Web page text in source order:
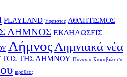
PLAYLAND Ήφαιστος ΑΘΛΗΤΙΣΜΟΣ
ΛΗΜΝΟΣ ΕΚΔΗΛΩΣΕΙΣ
ΛήμνοςΛημνιακά νέα
ΤΗΣ ΛΗΜΝΟΥ Παναγια Κακαβιώτισα
ιερόθεος